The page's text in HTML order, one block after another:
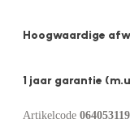
Hoogwaardige
1 jaar garantie
Artikelcode